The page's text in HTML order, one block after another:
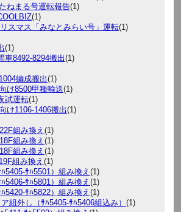
ねまる号運転報告(1)
(1)
スマス「みなとみらい号」運転(1)
(1)
車8492-8294搬出(1)
編成搬出(1)
け8500甲種輸送(1)
試運転(1)
け1106-1406搬出(1)
組み換え (1)
組み換え (1)
組み換え (1)
組み換え (1)
5405-ｻﾊ5501）組み換え (1)
5406-ｻﾊ5801）組み換え (1)
5420-ｻﾊ5822）組み換え (1)
組外し（ｻﾊ5405-ｻﾊ5406組込み） (1)